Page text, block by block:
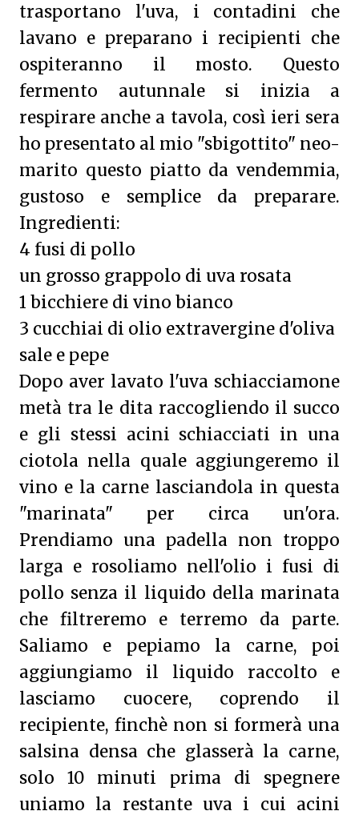
trasportano l'uva, i contadini che
lavano e preparano i recipienti che
ospiteranno il mosto. Questo
fermento autunnale si inizia a
respirare anche a tavola, così ieri sera
ho presentato al mio "sbigottito" neo-
marito questo piatto da vendemmia,
gustoso e semplice da preparare.
Ingredienti:
4 fusi di pollo
un grosso grappolo di uva rosata
1 bicchiere di vino bianco
3 cucchiai di olio extravergine d'oliva
sale e pepe
Dopo aver lavato l'uva schiacciamone
metà tra le dita raccogliendo il succo
e gli stessi acini schiacciati in una
ciotola nella quale aggiungeremo il
vino e la carne lasciandola in questa
"marinata" per circa un'ora.
Prendiamo una padella non troppo
larga e rosoliamo nell'olio i fusi di
pollo senza il liquido della marinata
che filtreremo e terremo da parte.
Saliamo e pepiamo la carne, poi
aggiungiamo il liquido raccolto e
lasciamo cuocere, coprendo il
recipiente, finchè non si formerà una
salsina densa che glasserà la carne,
solo 10 minuti prima di spegnere
uniamo la restante uva i cui acini